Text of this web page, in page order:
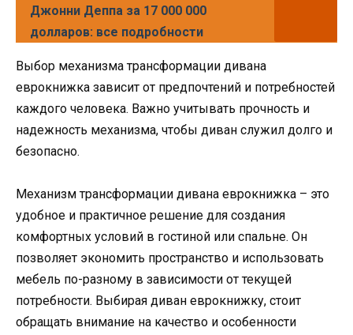
Джонни Деппа за 17 000 000
долларов: все подробности
Выбор механизма трансформации дивана
еврокнижка зависит от предпочтений и потребностей
каждого человека. Важно учитывать прочность и
надежность механизма, чтобы диван служил долго и
безопасно.
Механизм трансформации дивана еврокнижка – это
удобное и практичное решение для создания
комфортных условий в гостиной или спальне. Он
позволяет экономить пространство и использовать
мебель по-разному в зависимости от текущей
потребности. Выбирая диван еврокнижку, стоит
обращать внимание на качество и особенности